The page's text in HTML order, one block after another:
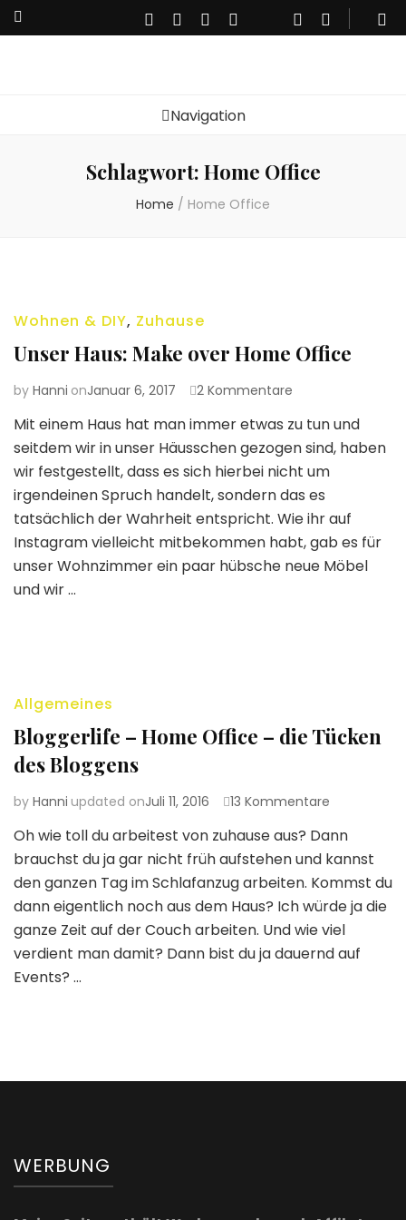
Navigation
Schlagwort: Home Office
Home / Home Office
Wohnen & DIY, Zuhause
Unser Haus: Make over Home Office
by Hanni onJanuar 6, 2017 2 Kommentare
Haus:
Make
over
Office
Mit einem Haus hat man immer etwas zu tun und
seitdem wir in unser Häusschen gezogen sind, haben
wir festgestellt, dass es sich hierbei nicht um
irgendeinen Spruch handelt, sondern das es
tatsächlich der Wahrheit entspricht. Wie ihr auf
Instagram vielleicht mitbekommen habt, gab es für
unser Wohnzimmer ein paar hübsche neue Möbel
und wir …
Allgemeines
Bloggerlife – Home Office – die Tücken
des Bloggens
by Hanni updated onJuli 11, 2016 13 Kommentare
–
Home
Office
–
die
Tücken
des
Oh wie toll du arbeitest von zuhause aus? Dann
brauchst du ja gar nicht früh aufstehen und kannst
den ganzen Tag im Schlafanzug arbeiten. Kommst du
dann eigentlich noch aus dem Haus? Ich würde ja die
ganze Zeit auf der Couch arbeiten. Und wie viel
verdient man damit? Dann bist du ja dauernd auf
Events? …
WERBUNG